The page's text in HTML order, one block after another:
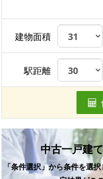
建物面積
駅距離
中古一戸建
「条件選択」から条件を選